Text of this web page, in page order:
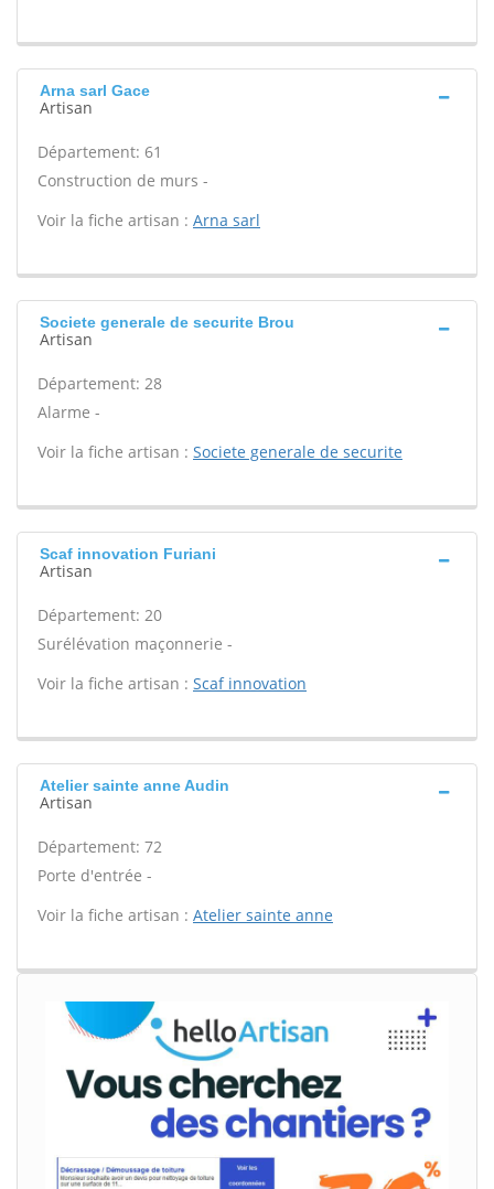
Arna sarl Gace
Artisan
Département: 61
Construction de murs -
Voir la fiche artisan : Arna sarl
Societe generale de securite Brou
Artisan
Département: 28
Alarme -
Voir la fiche artisan : Societe generale de securite
Scaf innovation Furiani
Artisan
Département: 20
Surélévation maçonnerie -
Voir la fiche artisan : Scaf innovation
Atelier sainte anne Audin
Artisan
Département: 72
Porte d'entrée -
Voir la fiche artisan : Atelier sainte anne